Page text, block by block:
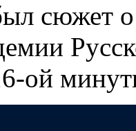
сюжет о
ой